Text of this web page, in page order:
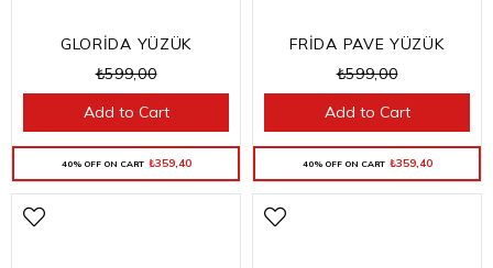
GLORİDA YÜZÜK
₺599,00
40% OFF ON CART ₺359,40
Add to Cart
FRİDA PAVE YÜZÜK
₺599,00
40% OFF ON CART ₺359,40
Add to Cart